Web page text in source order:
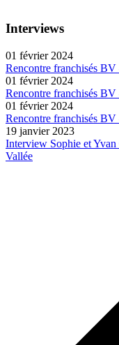
Interviews
01 février 2024
Rencontre franchisés BV
01 février 2024
Rencontre franchisés
01 février 2024
Rencontre franchisés
19 janvier 2023
Interview Sophie et
Vallée